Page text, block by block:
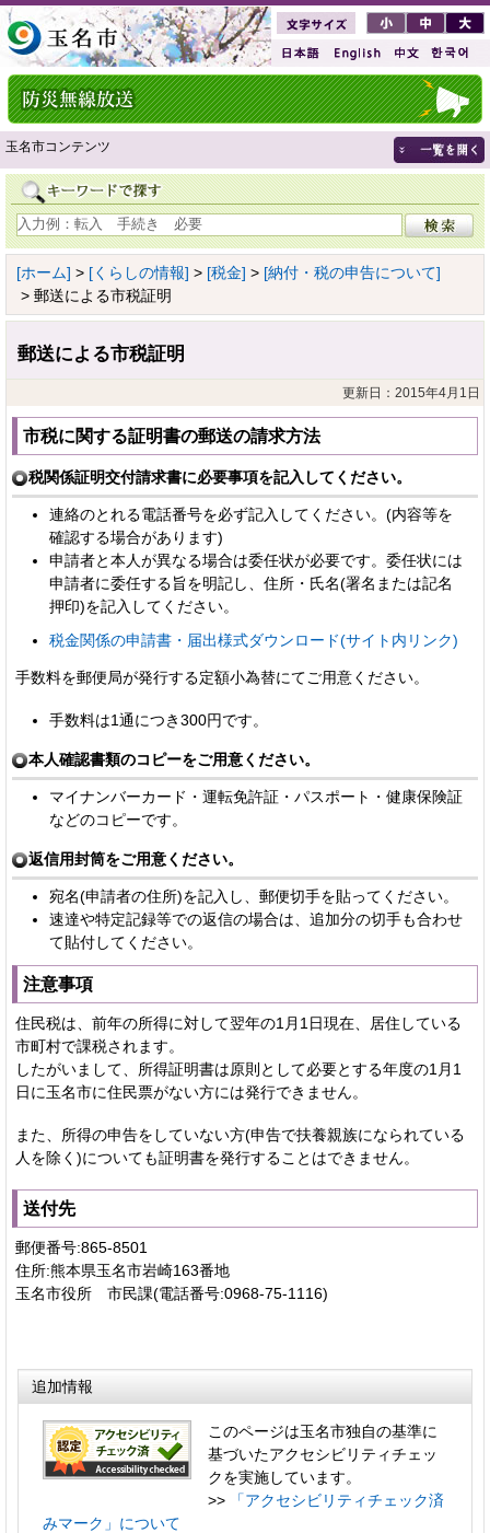
玉名市コンテンツ
[ホーム] > [くらしの情報] > [税金] > [納付・税の申告について]
> 郵送による市税証明
郵送による市税証明
更新日：2015年4月1日
市税に関する証明書の郵送の請求方法
税関係証明交付請求書に必要事項を記入してください。
連絡のとれる電話番号を必ず記入してください。(内容等を
確認する場合があります)
申請者と本人が異なる場合は委任状が必要です。委任状には
申請者に委任する旨を明記し、住所・氏名(署名または記名
押印)を記入してください。
税金関係の申請書・届出様式ダウンロード(サイト内リンク)
手数料を郵便局が発行する定額小為替にてご用意ください。
手数料は1通につき300円です。
本人確認書類のコピーをご用意ください。
マイナンバーカード・運転免許証・パスポート・健康保険証
などのコピーです。
返信用封筒をご用意ください。
宛名(申請者の住所)を記入し、郵便切手を貼ってください。
速達や特定記録等での返信の場合は、追加分の切手も合わせ
て貼付してください。
注意事項
住民税は、前年の所得に対して翌年の1月1日現在、居住している
市町村で課税されます。
したがいまして、所得証明書は原則として必要とする年度の1月1
日に玉名市に住民票がない方には発行できません。
また、所得の申告をしていない方(申告で扶養親族になられている
人を除く)についても証明書を発行することはできません。
送付先
郵便番号:865-8501
住所:熊本県玉名市岩崎163番地
玉名市役所 市民課(電話番号:0968-75-1116)
追加情報
このページは玉名市独自の基準に
基づいたアクセシビリティチェッ
クを実施しています。
>>
「アクセシビリティチェック済
みマーク」について